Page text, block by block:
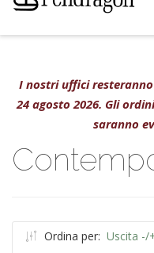
I nostri uffici
24 agosto 2026. Gli
saranno
Ordina per: Uscita -/